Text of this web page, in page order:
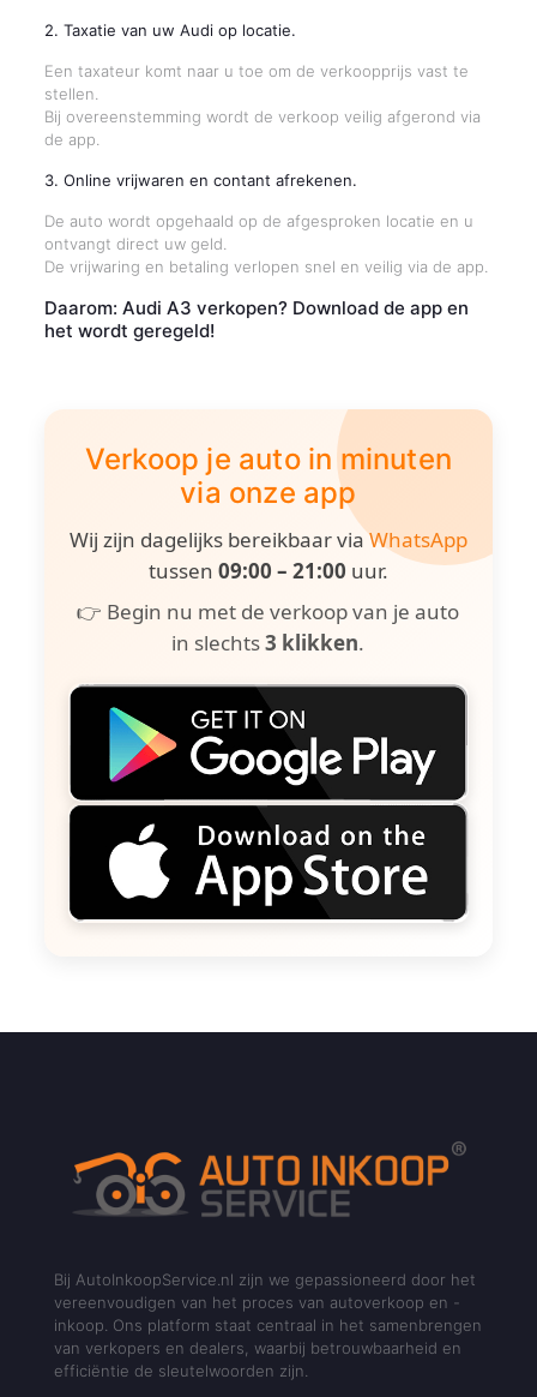
2. Taxatie van uw Audi op locatie.
Een taxateur komt naar u toe om de verkoopprijs vast te
stellen.
Bij overeenstemming wordt de verkoop veilig afgerond via
de app.
3. Online vrijwaren en contant afrekenen.
De auto wordt opgehaald op de afgesproken locatie en u
ontvangt direct uw geld.
De vrijwaring en betaling verlopen snel en veilig via de app.
Daarom: Audi A3 verkopen? Download de app en
het wordt geregeld!
Verkoop je auto in minuten
via onze app
Wij zijn dagelijks bereikbaar viaWhatsApp
tussen 09:00 – 21:00 uur.
👉 Begin nu met de verkoop van je auto
in slechts3 klikken.
Bij AutoInkoopService.nl zijn we gepassioneerd door het
vereenvoudigen van het proces van autoverkoop en -
inkoop. Ons platform staat centraal in het samenbrengen
van verkopers en dealers, waarbij betrouwbaarheid en
efficiëntie de sleutelwoorden zijn.